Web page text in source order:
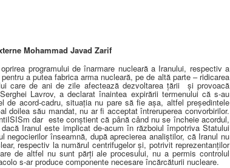
Mohammad Javad Zarif
programului de înarmare nucleară a Iranului, respectiv a
a putea fabrica arma nucleară, pe de altă parte – ridicarea
care de ani de zile afectează dezvoltarea ţării şi provoacă
Lavrov, a declarat înaintea expirării termenului că s-au
acord-cadru, situaţia nu pare să fie aşa, altfel preşedintele
doilea său mandat, nu ar fi acceptat întreruperea convorbirilor.
dar este conştient că până când nu se încheie acordul,
Iranul este implicat de-acum în războiul împotriva Statului
înseamnă, după aprecierea analiştilor, că Iranul nu
respectiv la numărul centrifugelor şi, potrivit reprezentanţilor
de altfel nu sunt părţi ale procesului, nu a permis controlul
s-ar produce componente necesare încărcăturii nucleare.